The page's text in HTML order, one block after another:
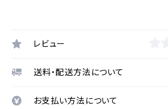
レビュー
送料・配送方法について
お支払い方法について